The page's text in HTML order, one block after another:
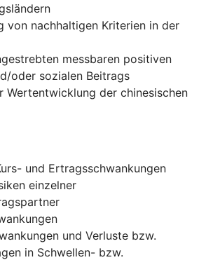
von nachhaltigen Kriterien in der
messbaren positiven
oder sozialen Beitrags
Wertentwicklung der chinesischen
und Ertragsschwankungen
einzelner
und Verluste bzw.
in Schwellen- bzw.